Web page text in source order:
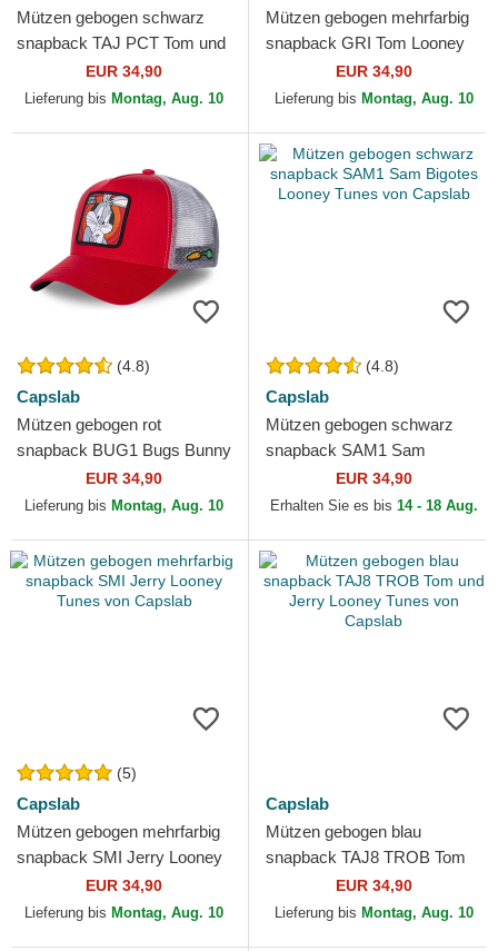
Mützen gebogen schwarz
snapback TAJ PCT Tom und
Jerry Looney Tunes von
Capslab
EUR 34,90
Lieferung bis Montag, Aug. 10
Mützen gebogen mehrfarbig
snapback GRI Tom Looney
Tunes von Capslab
EUR 34,90
Lieferung bis Montag, Aug. 10
(4.8)
Capslab
Mützen gebogen rot
snapback BUG1 Bugs Bunny
Looney Tunes von Capslab
EUR 34,90
Lieferung bis Montag, Aug. 10
(4.8)
Capslab
Mützen gebogen schwarz
snapback SAM1 Sam
Bigotes Looney Tunes von
Capslab
EUR 34,90
Erhalten Sie es bis 14 - 18 Aug.
(5)
Capslab
Mützen gebogen mehrfarbig
snapback SMI Jerry Looney
Tunes von Capslab
EUR 34,90
Lieferung bis Montag, Aug. 10
Capslab
Mützen gebogen blau
snapback TAJ8 TROB Tom
und Jerry Looney Tunes von
Capslab
EUR 34,90
Lieferung bis Montag, Aug. 10